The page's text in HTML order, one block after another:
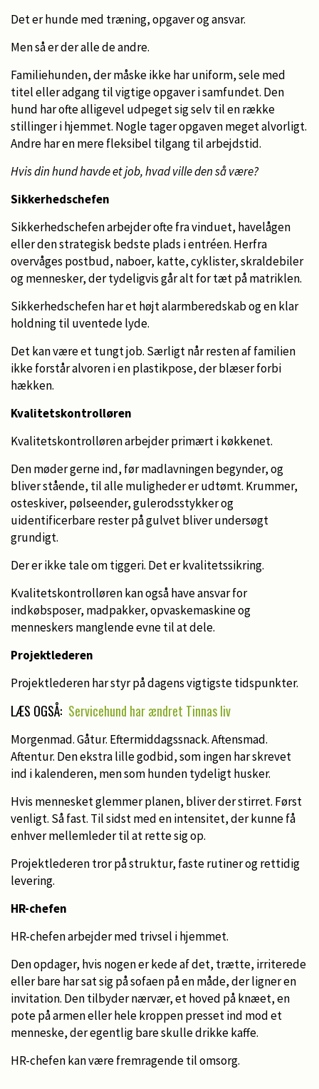
Det er hunde med træning, opgaver og ansvar.
Men så er der alle de andre.
Familiehunden, der måske ikke har uniform, sele med
titel eller adgang til vigtige opgaver i samfundet. Den
hund har ofte alligevel udpeget sig selv til en række
stillinger i hjemmet. Nogle tager opgaven meget alvorligt.
Andre har en mere fleksibel tilgang til arbejdstid.
Hvis din hund havde et job, hvad ville den så være?
Sikkerhedschefen
Sikkerhedschefen arbejder ofte fra vinduet, havelågen
eller den strategisk bedste plads i entréen. Herfra
overvåges postbud, naboer, katte, cyklister, skraldebiler
og mennesker, der tydeligvis går alt for tæt på matriklen.
Sikkerhedschefen har et højt alarmberedskab og en klar
holdning til uventede lyde.
Det kan være et tungt job. Særligt når resten af familien
ikke forstår alvoren i en plastikpose, der blæser forbi
hækken.
Kvalitetskontrolløren
Kvalitetskontrolløren arbejder primært i køkkenet.
Den møder gerne ind, før madlavningen begynder, og
bliver stående, til alle muligheder er udtømt. Krummer,
osteskiver, pølseender, gulerodsstykker og
uidentificerbare rester på gulvet bliver undersøgt
grundigt.
Der er ikke tale om tiggeri. Det er kvalitetssikring.
Kvalitetskontrolløren kan også have ansvar for
indkøbsposer, madpakker, opvaskemaskine og
menneskers manglende evne til at dele.
Projektlederen
Projektlederen har styr på dagens vigtigste tidspunkter.
LÆS OGSÅ: Servicehund har ændret Tinnas liv
Morgenmad. Gåtur. Eftermiddagssnack. Aftensmad.
Aftentur. Den ekstra lille godbid, som ingen har skrevet
ind i kalenderen, men som hunden tydeligt husker.
Hvis mennesket glemmer planen, bliver der stirret. Først
venligt. Så fast. Til sidst med en intensitet, der kunne få
enhver mellemleder til at rette sig op.
Projektlederen tror på struktur, faste rutiner og rettidig
levering.
HR-chefen
HR-chefen arbejder med trivsel i hjemmet.
Den opdager, hvis nogen er kede af det, trætte, irriterede
eller bare har sat sig på sofaen på en måde, der ligner en
invitation. Den tilbyder nærvær, et hoved på knæet, en
pote på armen eller hele kroppen presset ind mod et
menneske, der egentlig bare skulle drikke kaffe.
HR-chefen kan være fremragende til omsorg.